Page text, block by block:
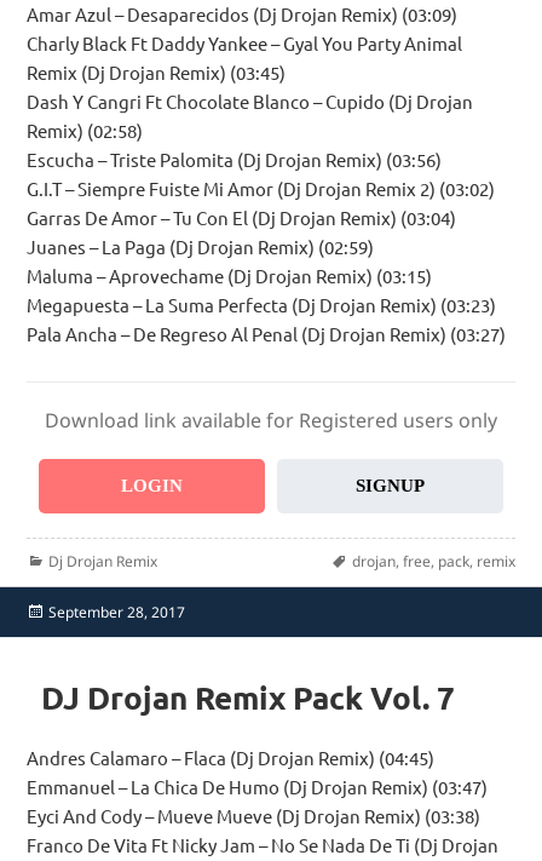
Amar Azul – Desaparecidos (Dj Drojan Remix) (03:09)
Charly Black Ft Daddy Yankee – Gyal You Party Animal
Remix (Dj Drojan Remix) (03:45)
Dash Y Cangri Ft Chocolate Blanco – Cupido (Dj Drojan
Remix) (02:58)
Escucha – Triste Palomita (Dj Drojan Remix) (03:56)
G.I.T – Siempre Fuiste Mi Amor (Dj Drojan Remix 2) (03:02)
Garras De Amor – Tu Con El (Dj Drojan Remix) (03:04)
Juanes – La Paga (Dj Drojan Remix) (02:59)
Maluma – Aprovechame (Dj Drojan Remix) (03:15)
Megapuesta – La Suma Perfecta (Dj Drojan Remix) (03:23)
Pala Ancha – De Regreso Al Penal (Dj Drojan Remix) (03:27)
Download link available for Registered users only
LOGIN SIGNUP
Categories
Dj Drojan Remix Tags
drojan, free, pack, remix
Posted
on
September 28, 2017
DJ Drojan Remix Pack Vol. 7
Andres Calamaro – Flaca (Dj Drojan Remix) (04:45)
Emmanuel – La Chica De Humo (Dj Drojan Remix) (03:47)
Eyci And Cody – Mueve Mueve (Dj Drojan Remix) (03:38)
Franco De Vita Ft Nicky Jam – No Se Nada De Ti (Dj Drojan